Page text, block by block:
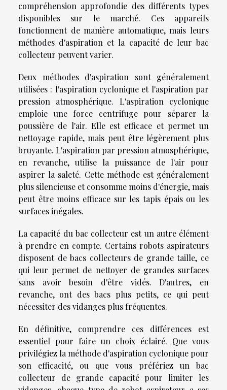
compréhension approfondie des différents types
disponibles sur le marché. Ces appareils
fonctionnent de manière automatique, mais leurs
méthodes d'aspiration et la capacité de leur bac
collecteur peuvent varier.
Deux méthodes d'aspiration sont généralement
utilisées : l'aspiration cyclonique et l'aspiration par
pression atmosphérique. L'aspiration cyclonique
emploie une force centrifuge pour séparer la
poussière de l'air. Elle est efficace et permet un
nettoyage rapide, mais peut être légèrement plus
bruyante. L'aspiration par pression atmosphérique,
en revanche, utilise la puissance de l'air pour
aspirer la saleté. Cette méthode est généralement
plus silencieuse et consomme moins d'énergie, mais
peut être moins efficace sur les tapis épais ou les
surfaces inégales.
La capacité du bac collecteur est un autre élément
à prendre en compte. Certains robots aspirateurs
disposent de bacs collecteurs de grande taille, ce
qui leur permet de nettoyer de grandes surfaces
sans avoir besoin d'être vidés. D'autres, en
revanche, ont des bacs plus petits, ce qui peut
nécessiter des vidanges plus fréquentes.
En définitive, comprendre ces différences est
essentiel pour faire un choix éclairé. Que vous
privilégiez la méthode d'aspiration cyclonique pour
son efficacité, ou que vous préfériez un bac
collecteur de grande capacité pour limiter les